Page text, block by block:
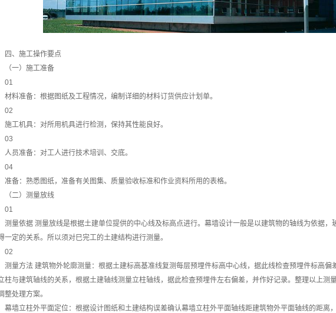
四、施工操作要点
（一）施工准备
01
材料准备：根据图纸及工程情况，编制详细的材料订货供应计划单。
02
施工机具：对所用机具进行检测，保持其性能良好。
03
人员准备：对工人进行技术培训、交底。
04
准备：熟悉图纸，准备有关图集、质量验收标准和作业资料所用的表格。
（二）测量放线
01
测量依据 测量放线是根据土建单位提供的中心线及标高点进行。幕墙设计一般是以建筑物的轴线为依据，
一定的关系。所以须对巳完工的土建结构进行测量。
02
测量方法 建筑物外轮廓测量：根据土建标高基准线复测每层预埋件标高中心线，据此线检查预埋件标高偏
柱与建筑轴线的关系，根据土建轴线测量立柱轴线，据此检查预埋件左右偏差，并作好记录。整理以上测
整处理方案。
幕墙立柱外平面定位：根据设计图纸和土建结构误差确认幕墙立柱外平面轴线距建筑物外平面轴线的距离